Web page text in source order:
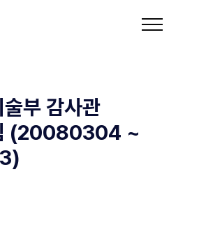
부 감사관
(20080304 ~